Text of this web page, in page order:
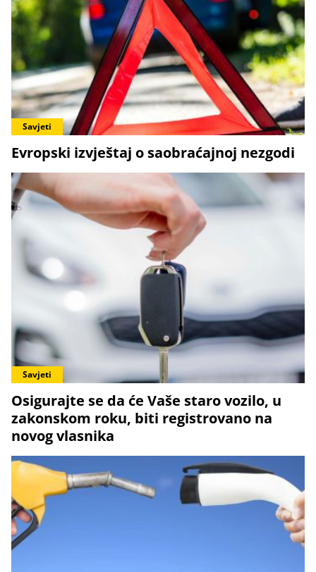
Savjeti
Evropski izvještaj o saobraćajnoj nezgodi
Savjeti
Osigurajte se da će Vaše staro vozilo, u
zakonskom roku, biti registrovano na
novog vlasnika